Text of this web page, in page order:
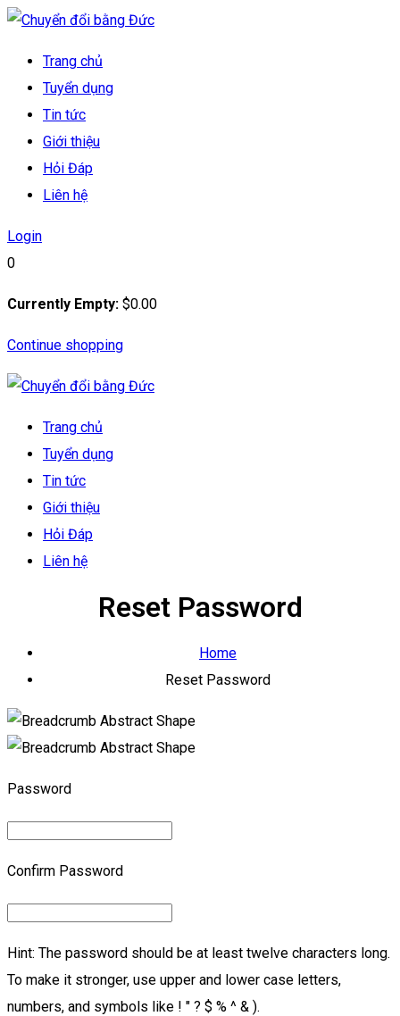
Skip
content
Trang chủ
Tuyển dụng
Tin tức
Giới thiệu
Hỏi Đáp
Liên hệ
Login
0
Currently Empty: $0.00
Continue shopping
Trang chủ
Tuyển dụng
Tin tức
Giới thiệu
Hỏi Đáp
Liên hệ
Reset Password
Home
Reset Password
Password
Confirm Password
Hint: The password should be at least twelve characters long.
To make it stronger, use upper and lower case letters,
numbers, and symbols like ! " ? $ % ^ & ).